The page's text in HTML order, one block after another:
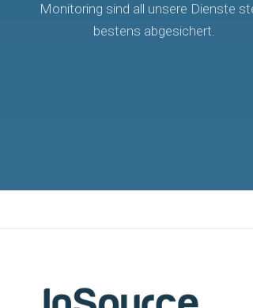
Monitoring sind all unsere Dienste
bestens abgesichert.